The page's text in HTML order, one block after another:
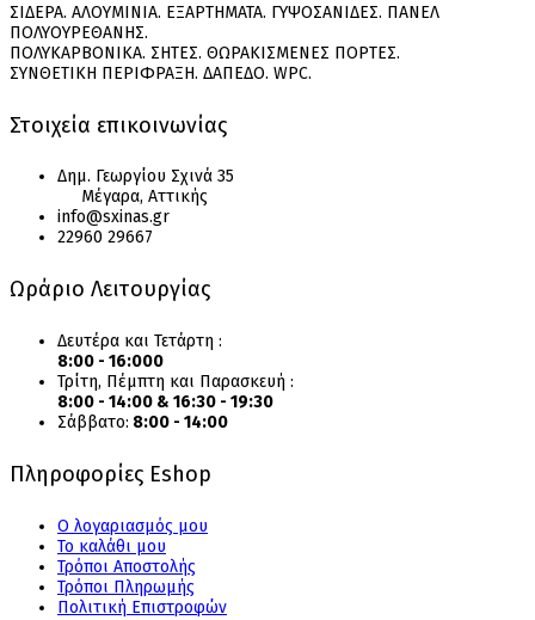
ΣΙΔΕΡΑ. ΑΛΟΥΜΙΝΙΑ. ΕΞΑΡΤΗΜΑΤΑ. ΓΥΨΟΣΑΝΙΔΕΣ. ΠΑΝΕΛ
ΠΟΛΥΟΥΡΕΘΑΝΗΣ.
ΠΟΛΥΚΑΡΒΟΝΙΚΑ. ΣΗΤΕΣ. ΘΩΡΑΚΙΣΜΕΝΕΣ ΠΟΡΤΕΣ.
ΣΥΝΘΕΤΙΚΗ ΠΕΡΙΦΡΑΞΗ. ΔΑΠΕΔΟ. WPC.
Στοιχεία επικοινωνίας
Δημ. Γεωργίου Σχινά 35
Μέγαρα, Αττικής
info@sxinas.gr
22960 29667
Ωράριο Λειτουργίας
Δευτέρα και Τετάρτη :
8:00 - 16:000
Τρίτη, Πέμπτη και Παρασκευή :
8:00 - 14:00 & 16:30 - 19:30
Σάββατο: 8:00 - 14:00
Πληροφορίες Eshop
Ο λογαριασμός μου
Το καλάθι μου
Τρόποι Αποστολής
Τρόποι Πληρωμής
Πολιτική Επιστροφών